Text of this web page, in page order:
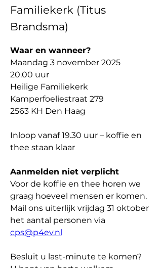
Familiekerk (Titus
Brandsma)
Waar en wanneer?
Maandag 3 november 2025
20.00 uur
Heilige Familiekerk
Kamperfoeliestraat 279
2563 KH Den Haag
Inloop vanaf 19.30 uur – koffie en
thee staan klaar
Aanmelden niet verplicht
Voor de koffie en thee horen we
graag hoeveel mensen er komen.
Mail ons uiterlijk vrijdag 31 oktober
het aantal personen via
cps@p4ev.nl
Besluit u last-minute te komen?